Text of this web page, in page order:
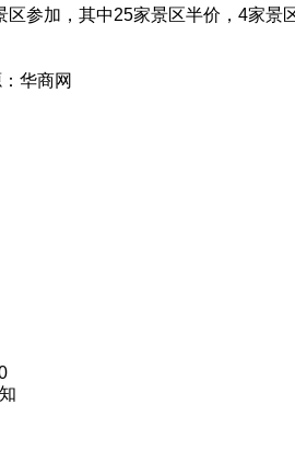
参加，其中25家景区半价，4家景
网